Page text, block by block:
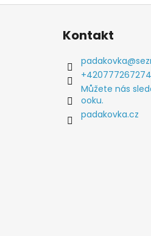
Z
Kontakt
padakovka@
+420777267274
Můžete nás
ooku.
padakovka.cz